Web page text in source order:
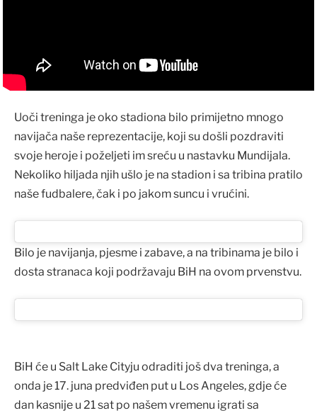
Uoči treninga je oko stadiona bilo primijetno mnogo
navijača naše reprezentacije, koji su došli pozdraviti
svoje heroje i poželjeti im sreću u nastavku Mundijala.
Nekoliko hiljada njih ušlo je na stadion i sa tribina pratilo
naše fudbalere, čak i po jakom suncu i vrućini.
Bilo je navijanja, pjesme i zabave, a na tribinama je bilo i
dosta stranaca koji podržavaju BiH na ovom prvenstvu.
BiH će u Salt Lake Cityju odraditi još dva treninga, a
onda je 17. juna predviđen put u Los Angeles, gdje će
dan kasnije u 21 sat po našem vremenu igrati sa